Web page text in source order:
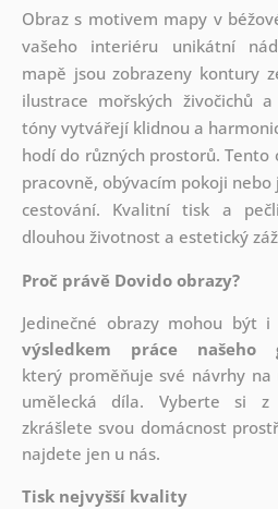
Obraz s motivem mapy v
vašeho interiéru unikátní
mapě jsou zobrazeny kontury
ilustrace mořských živočichů
tóny vytvářejí klidnou a
hodí do různých prostorů.
pracovně, obývacím pokoji
cestování. Kvalitní tisk a
dlouhou životnost a estetický
Proč právě Dovido obrazy?
Jedinečné obrazy mohou být
výsledkem práce našeho
který proměňuje své návrhy
umělecká díla. Vyberte si
zkrášlete svou domácnost
najdete jen u nás.
Tisk nejvyšší kvality